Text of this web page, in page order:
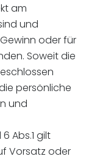
am
und
oder für
Soweit die
persönliche
und
Abs.1 gilt
Vorsatz oder